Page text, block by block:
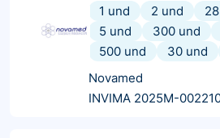
1 und
2 und
5 und
300 und
500 und
30 und
Novamed
INVIMA 2025M-